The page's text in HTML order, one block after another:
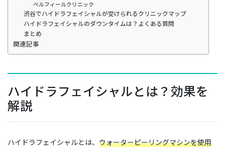
ベルフィールクリニック
渋谷でハイドラフェイシャルが受けられるクリニックマップ
ハイドラフェイシャルのダウンタイムは？よくある質問
まとめ
関連記事
ハイドラフェイシャルとは？効果を
解説
ハイドラフェイシャルとは、 ウォーターピーリングマシンを使用